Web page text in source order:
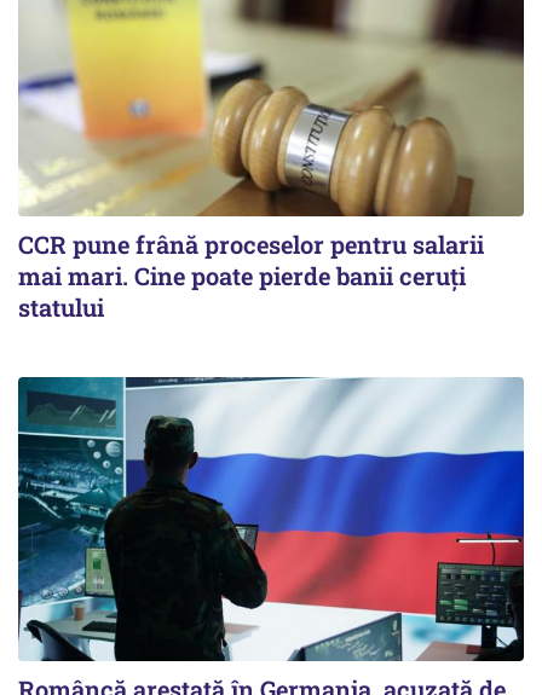
CCR pune frână proceselor pentru salarii
mai mari. Cine poate pierde banii ceruți
statului
Româncă arestată în Germania, acuzată de